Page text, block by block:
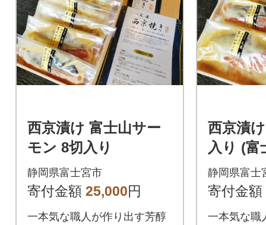
西京漬け 富士山サー
モン 8切入り
静岡県富士宮市
寄付金額 25,000円
一本気な職人が作り出す芳醇
西京漬
入り (富
ン・銀
静岡県富士
寄付金額
一本気な職